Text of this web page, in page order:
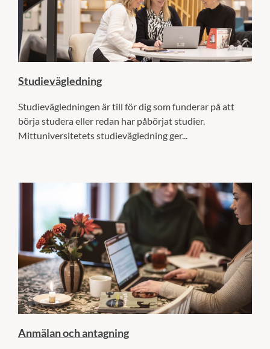
Studievägledning
Studievägledningen är till för dig som funderar på att
börja studera eller redan har påbörjat studier.
Mittuniversitetets studievägledning ger...
Anmälan och antagning